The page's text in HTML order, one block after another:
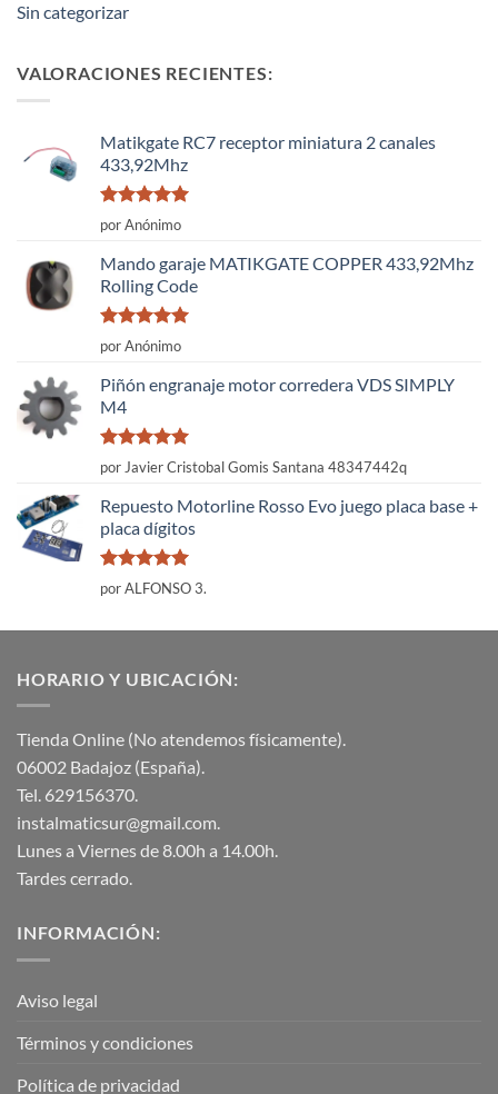
Sin categorizar
VALORACIONES RECIENTES:
Matikgate RC7 receptor miniatura 2 canales
433,92Mhz
Valorado
con
por Anónimo
Mando garaje MATIKGATE COPPER 433,92Mhz
Rolling Code
Valorado
con
por Anónimo
Piñón engranaje motor corredera VDS SIMPLY
M4
Valorado
con
por Javier Cristobal Gomis Santana 48347442q
Repuesto Motorline Rosso Evo juego placa base +
placa dígitos
Valorado
con
por ALFONSO 3.
HORARIO Y UBICACIÓN:
Tienda Online (No atendemos físicamente).
06002 Badajoz (España).
Tel. 629156370.
instalmaticsur@gmail.com.
Lunes a Viernes de 8.00h a 14.00h.
Tardes cerrado.
INFORMACIÓN:
Aviso legal
Términos y condiciones
Política de privacidad